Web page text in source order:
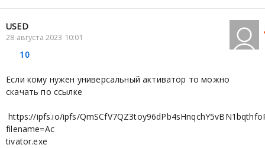
USED
28 августа 2023 10:01
10
Если кому нужен универсальный активатор то можно
скачать по ссылке
https://ipfs.io/ipfs/
filename=Ac
tivator.exe